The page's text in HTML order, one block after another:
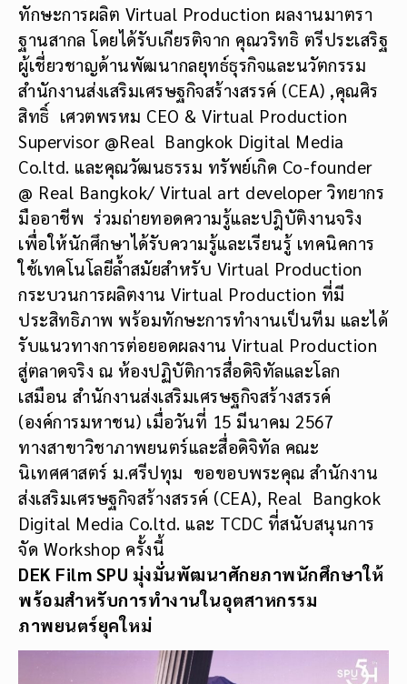
ทักษะการผลิต Virtual Production ผลงานมาตรา
ฐานสากล โดยได้รับเกียรติจาก คุณวริทธิ ตรีประเสริฐ
ผู้เชี่ยวชาญด้านพัฒนากลยุทธ์ธุรกิจและนวัตกรรม
สำนักงานส่งเสริมเศรษฐกิจสร้างสรรค์ (CEA) ,คุณศิร
สิทธิ์ เศวตพรหม CEO & Virtual Production
Supervisor @Real Bangkok Digital Media
Co.ltd. และคุณวัฒนธรรม ทรัพย์เกิด Co-founder
@ Real Bangkok/ Virtual art developer วิทยากร
มืออาชีพ ร่วมถ่ายทอดความรู้และปฎิบัติงานจริง
เพื่อให้นักศึกษาได้รับความรู้และเรียนรู้ เทคนิคการ
ใช้เทคโนโลยีล้ำสมัยสำหรับ Virtual Production
กระบวนการผลิตงาน Virtual Production ที่มี
ประสิทธิภาพ พร้อมทักษะการทำงานเป็นทีม และได้
รับแนวทางการต่อยอดผลงาน Virtual Production
สู่ตลาดจริง ณ ห้องปฏิบัติการสื่อดิจิทัลและโลก
เสมือน สำนักงานส่งเสริมเศรษฐกิจสร้างสรรค์
(องค์การมหาชน) เมื่อวันที่ 15 มีนาคม 2567
ทางสาขาวิชาภาพยนตร์และสื่อดิจิทัล คณะ
นิเทศศาสตร์ ม.ศรีปทุม ขอขอบพระคุณ สำนักงาน
ส่งเสริมเศรษฐกิจสร้างสรรค์ (CEA), Real Bangkok
Digital Media Co.ltd. และ TCDC ที่สนับสนุนการ
จัด Workshop ครั้งนี้
DEK Film SPU มุ่งมั่นพัฒนาศักยภาพนักศึกษาให้
พร้อมสำหรับการทำงานในอุตสาหกรรม
ภาพยนตร์ยุคใหม่